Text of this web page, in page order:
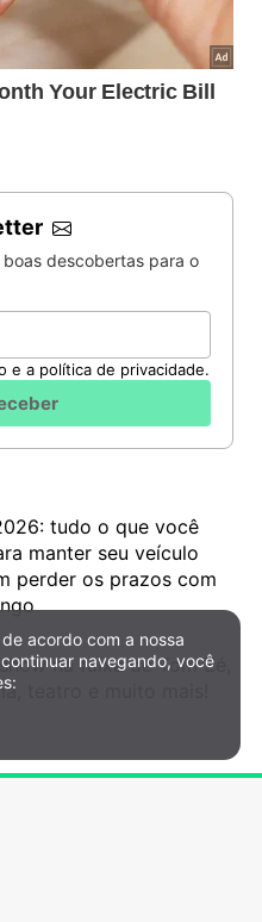
descobertas para o
e a política de privacidade.
tudo o que você
manter seu veículo
perder os prazos com
na faixa de Tom Zé,
teatro e muito mais!
acordo com a nossa
navegando, você